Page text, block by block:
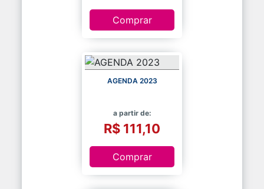
Comprar
AGENDA 2023
a partir de:
R$ 111,10
Comprar